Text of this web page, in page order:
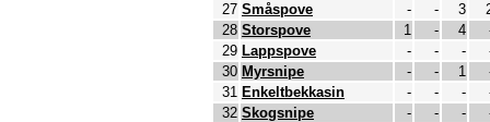
27 Småspove - - 3
28 Storspove 1 - 4
29 Lappspove - - -
30 Myrsnipe - - 1
31 Enkeltbekkasin - - -
32 Skogsnipe - - -